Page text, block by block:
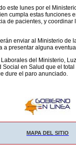
este lunes por el
cumpla estas funciones
de pacientes, y
enviar al Ministerio de
a presentar alguna
del Ministerio,
en Salud que el
dure el paro anunciado.
MAPA DEL SITIO